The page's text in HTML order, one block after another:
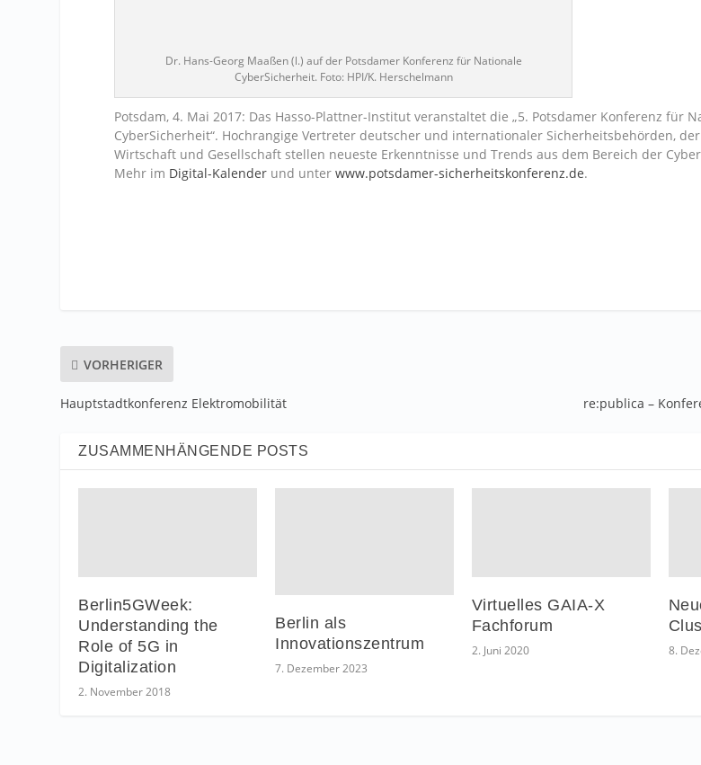
Dr. Hans-Georg Maaßen (l.) auf der Potsdamer Konferenz für Nationale
CyberSicherheit. Foto: HPI/K. Herschelmann
Potsdam, 4. Mai 2017: Das Hasso-Plattner-Institut veranstaltet die „5. Potsdamer Konferenz für
CyberSicherheit“. Hochrangige Vertreter deutscher und internationaler Sicherheitsbehörden,
Wirtschaft und Gesellschaft stellen neueste Erkenntnisse und Trends aus dem Bereich der
Mehr im Digital-Kalender und unterwww.potsdamer-sicherheitskonferenz.de.
VORHERIGER
Hauptstadtkonferenz Elektromobilität re:publica –
ZUSAMMENHÄNGENDE POSTS
Berlin5GWeek:
Understanding the
Role of 5G in
Digitalization
2. November 2018
Berlin als
Innovationszentrum
7. Dezember 2023
Virtuelles GAIA-X
Fachforum
2. Juni 2020 8.